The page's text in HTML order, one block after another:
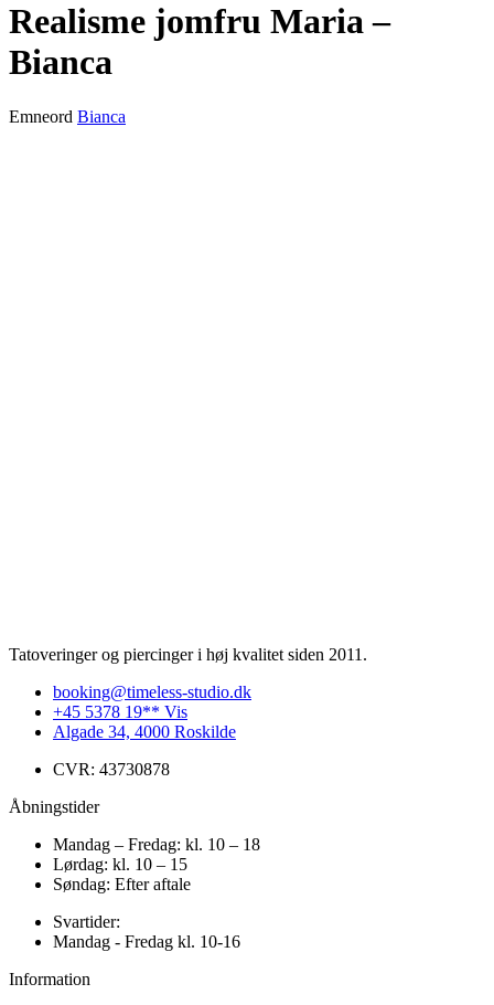
Realisme jomfru Maria –
Bianca
Emneord Bianca
Tatoveringer og piercinger i høj kvalitet siden 2011.
booking@timeless-studio.dk
+45 5378 19** Vis
Algade 34, 4000 Roskilde
CVR: 43730878
Åbningstider
Mandag – Fredag: kl. 10 – 18
Lørdag: kl. 10 – 15
Søndag: Efter aftale
Svartider:
Mandag - Fredag kl. 10-16
Information